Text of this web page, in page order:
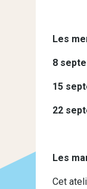
Les
8
15
22
Les
Cet